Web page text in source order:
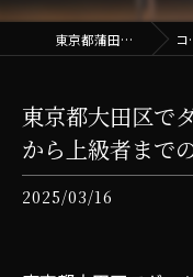
東京都蒲田のbarならポタラ コラム
東京都大田区で
から上級者まで
2025/03/16